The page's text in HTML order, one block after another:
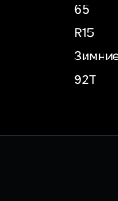
65
R15
92T